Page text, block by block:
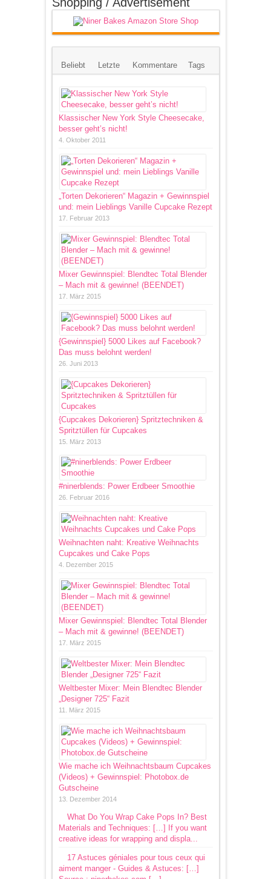
Beliebt Letzte Kommentare Tags
Klassischer New York Style Cheesecake,
besser geht’s nicht!
4. Oktober 2011
„Torten Dekorieren“ Magazin + Gewinnspiel
und: mein Lieblings Vanille Cupcake Rezept
17. Februar 2013
Mixer Gewinnspiel: Blendtec Total Blender
– Mach mit & gewinne! (BEENDET)
17. März 2015
{Gewinnspiel} 5000 Likes auf Facebook?
Das muss belohnt werden!
26. Juni 2013
{Cupcakes Dekorieren} Spritztechniken &
Spritztüllen für Cupcakes
15. März 2013
#ninerblends: Power Erdbeer Smoothie
26. Februar 2016
Weihnachten naht: Kreative Weihnachts
Cupcakes und Cake Pops
4. Dezember 2015
Mixer Gewinnspiel: Blendtec Total Blender
– Mach mit & gewinne! (BEENDET)
17. März 2015
Weltbester Mixer: Mein Blendtec Blender
„Designer 725“ Fazit
11. März 2015
Wie mache ich Weihnachtsbaum Cupcakes
(Videos) + Gewinnspiel: Photobox.de
Gutscheine
13. Dezember 2014
What Do You Wrap Cake Pops In? Best
Materials and Techniques: […] If you want
creative ideas for wrapping and displa...
17 Astuces géniales pour tous ceux qui
aiment manger - Guides & Astuces: […]